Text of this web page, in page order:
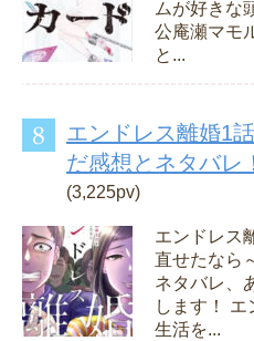
ムが好きな
公庵瀬マモ
と...
エンドレス離婚1
だ感想とネタバレ
(3,225pv)
エンドレス
直せたなら
ネタバレ、
します！
生活を...